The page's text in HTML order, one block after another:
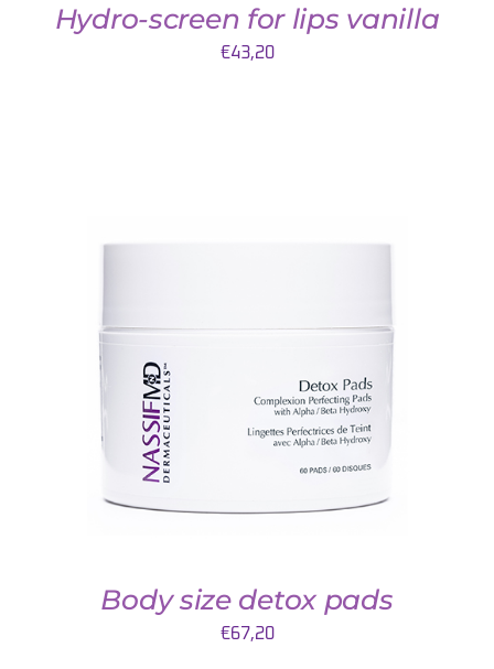
Hydro-screen for lips vanilla
€43,20
AJOUTER AU PANIER
DETAILS
Body size detox pads
€67,20